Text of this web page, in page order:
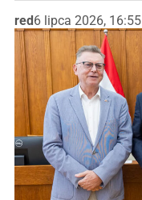
red 6 lipca 2026, 16:55